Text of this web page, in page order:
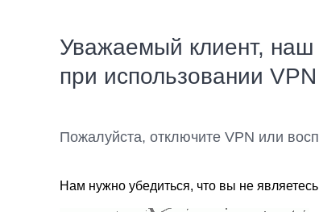
Уважаемый клиент, наш
при использовании
Пожалуйста, отключите VPN или
Нам нужно убедиться, что вы не